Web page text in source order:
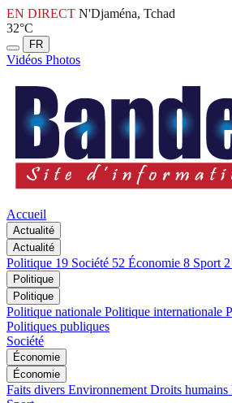
EN DIRECT N'Djaména, Tchad
32°C
FR
Vidéos Photos
Accueil
Actualité
Actualité
Politique 19 Société 52 Économie 8 Sport 2
Politique
Politique
Politique nationale Politique internationale
Politiques publiques
Société
Économie
Économie
Faits divers Environnement Droits humains